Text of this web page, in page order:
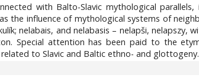
with Balto-Slavic mythological
the influence of mythological systems of
nelabais, and nelabasis – nelapši,
Special attention has been paid to the
to Slavic and Baltic ethno- and glottogeny.